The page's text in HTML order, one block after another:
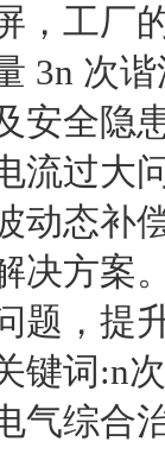
，工厂
3n 次
安全隐
流过大
动态补
决方案
题，提
键词:n
气综合